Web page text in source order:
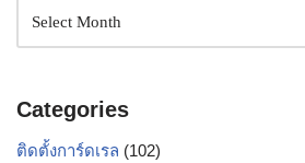
Categories
ติดตั้งการ์ดเรล (102)